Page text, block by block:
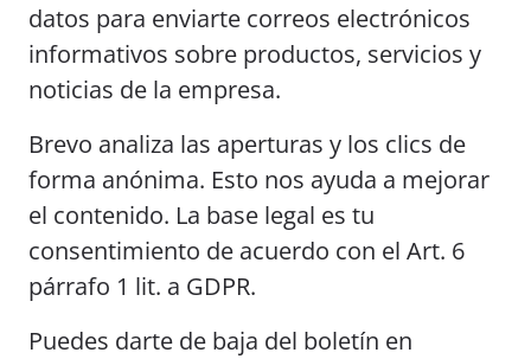
datos para enviarte correos electrónicos
informativos sobre productos, servicios y
noticias de la empresa.
Brevo analiza las aperturas y los clics de
forma anónima. Esto nos ayuda a mejorar
el contenido. La base legal es tu
consentimiento de acuerdo con el Art. 6
párrafo 1 lit. a GDPR.
Puedes darte de baja del boletín en